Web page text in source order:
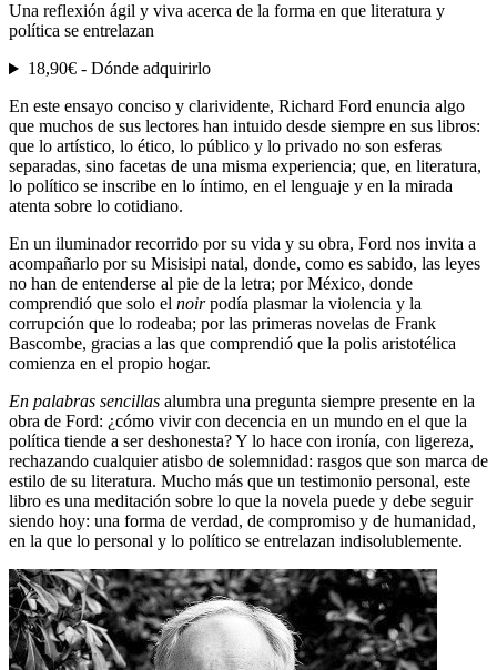
Una reflexión ágil y viva acerca de la forma en que literatura y
política se entrelazan
18,90€ -Dónde adquirirlo
En este ensayo conciso y clarividente, Richard Ford enuncia algo
que muchos de sus lectores han intuido desde siempre en sus libros:
que lo artístico, lo ético, lo público y lo privado no son esferas
separadas, sino facetas de una misma experiencia; que, en literatura,
lo político se inscribe en lo íntimo, en el lenguaje y en la mirada
atenta sobre lo cotidiano.
En un iluminador recorrido por su vida y su obra, Ford nos invita a
acompañarlo por su Misisipi natal, donde, como es sabido, las leyes
no han de entenderse al pie de la letra; por México, donde
comprendió que solo el noirpodía plasmar la violencia y la
corrupción que lo rodeaba; por las primeras novelas de Frank
Bascombe, gracias a las que comprendió que la polis aristotélica
comienza en el propio hogar.
En palabras sencillas alumbra una pregunta siempre presente en la
obra de Ford: ¿cómo vivir con decencia en un mundo en el que la
política tiende a ser deshonesta? Y lo hace con ironía, con ligereza,
rechazando cualquier atisbo de solemnidad: rasgos que son marca de
estilo de su literatura. Mucho más que un testimonio personal, este
libro es una meditación sobre lo que la novela puede y debe seguir
siendo hoy: una forma de verdad, de compromiso y de humanidad,
en la que lo personal y lo político se entrelazan indisolublemente.